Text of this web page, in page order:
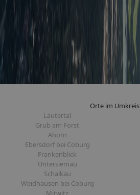
Orte im Umkreis
Lautertal
Grub am Forst
Ahorn
Ebersdorf bei Coburg
Frankenblick
Untersiemau
Schalkau
Weidhausen bei Coburg